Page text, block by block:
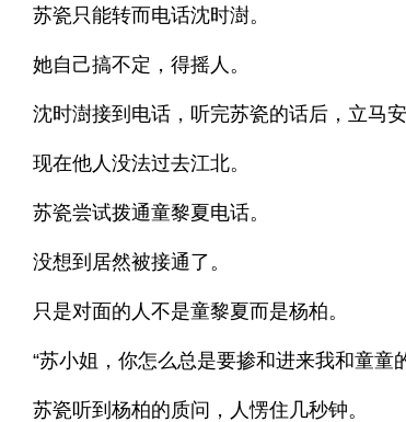
苏瓷只能转而电话沈时澍。
她自己搞不定，得摇人。
沈时澍接到电话，听完苏瓷的话后，立马安
现在他人没法过去江北。
苏瓷尝试拨通童黎夏电话。
没想到居然被接通了。
只是对面的人不是童黎夏而是杨柏。
“苏小姐，你怎么总是要掺和进来我和童童
苏瓷听到杨柏的质问，人愣住几秒钟。